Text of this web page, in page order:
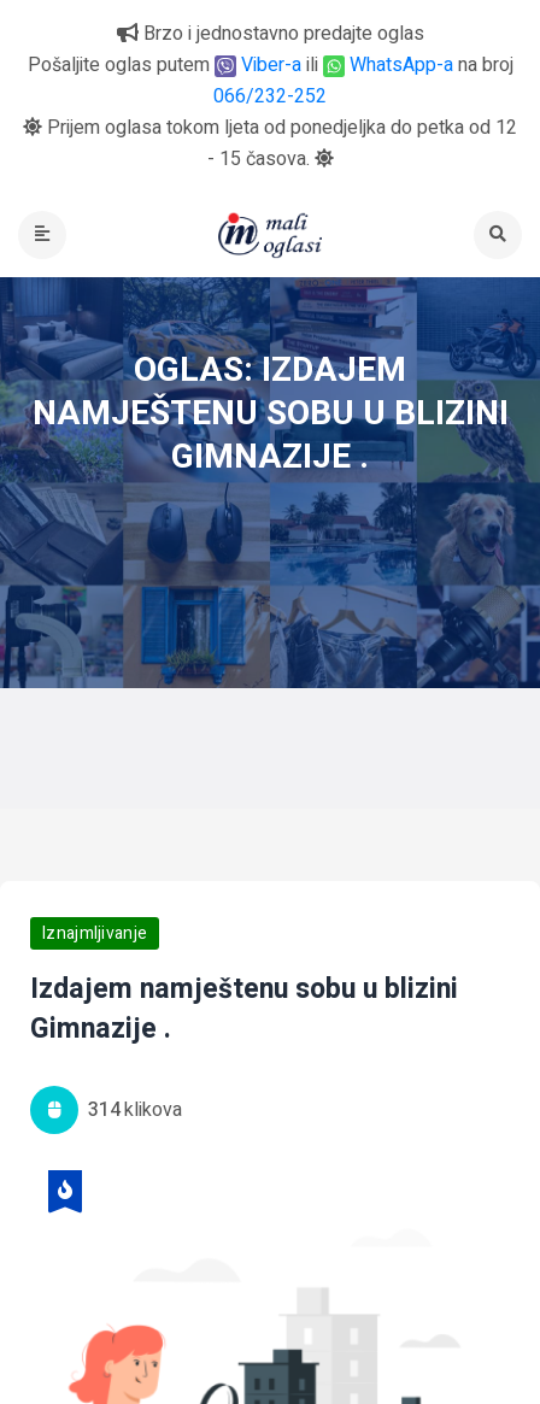
Brzo i jednostavno predajte oglas
Pošaljite oglas putem
Viber-aili WhatsApp-ana broj
066/232-252
Prijem oglasa tokom ljeta od ponedjeljka do petka od 12
- 15 časova.
OGLAS: IZDAJEM
NAMJEŠTENU SOBU U BLIZINI
GIMNAZIJE .
Iznajmljivanje
Izdajem namještenu sobu u blizini
Gimnazije .
314Klikova